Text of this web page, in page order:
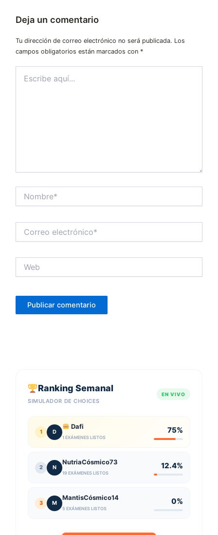
Deja un comentario
Tu dirección de correo electrónico no será publicada. Los
campos obligatorios están marcados con *
aquí...
electrónico*
Ranking Semanal
SIMULADOR DE CHOICES
EN VIVO
1 D
Dafi
1 EXÁMENES LISTOS
75%
2 N
NutriaCósmico73
19 EXÁMENES LISTOS
12.4%
3 M
MantisCósmico14
5 EXÁMENES LISTOS
0%